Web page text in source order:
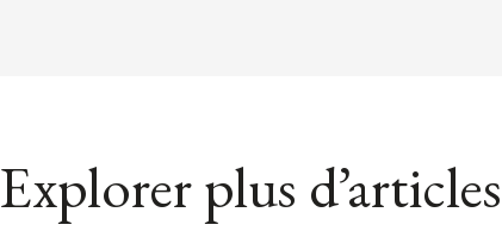
Explorer plus d’articles